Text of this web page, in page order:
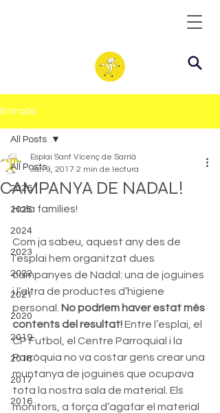
Entrada
All Posts
2026
2025
2024
2023
2022
2021
2020
2019
2018
2017
2016
All Posts
CAMPANYA DE NADAL!
Esplai Sant Vicenç de Sarrià
Jan 9, 2017 2 min de lectura
Hola famílies!
Com ja sabeu, aquest any des de
l’esplai hem organitzat dues
campanyes de Nadal: una de joguines
i l’altra de productes d’higiene
personal. No podríem haver estat més
contents del resultat! Entre l’esplai, el
CP Futbol, el Centre Parroquial i la
Parròquia no va costar gens crear una
muntanya de joguines que ocupava
tota la nostra sala de material. Els
monitors, a força d’agafar el material